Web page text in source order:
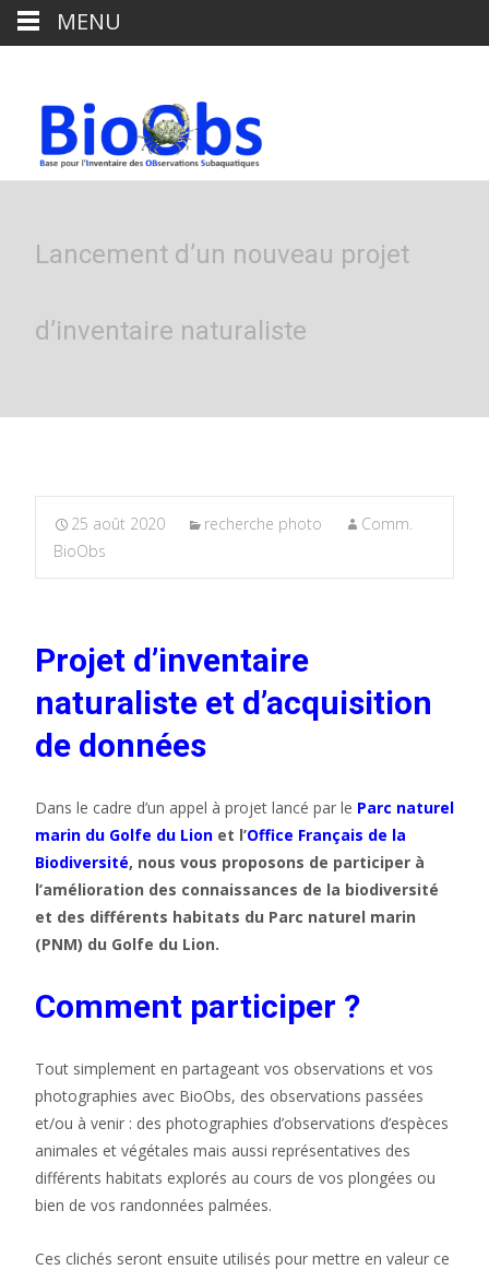
Lancement d’un nouveau projet
d’inventaire naturaliste
25 août 2020 recherche photo
Comm.
BioObs
Projet d’inventaire
naturaliste et d’acquisition
de données
Dans le cadre d’un appel à projet lancé par le Parc naturel
marin du Golfe du Lion et l’Office Français de la
Biodiversité, nous vous proposons de participer à
l’amélioration des connaissances de la biodiversité
et des différents habitats du Parc naturel marin
(PNM) du Golfe du Lion.
Comment participer ?
Tout simplement en partageant vos observations et vos
photographies avec BioObs, des observations passées
et/ou à venir : des photographies d’observations d’espèces
animales et végétales mais aussi représentatives des
différents habitats explorés au cours de vos plongées ou
bien de vos randonnées palmées.
Ces clichés seront ensuite utilisés pour mettre en valeur ce
MENU